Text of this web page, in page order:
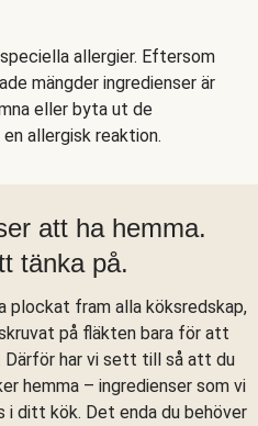
allergier. Eftersom
mängder ingredienser är
eller byta ut de
allergisk reaktion.
att ha hemma.
tänka på.
plockat fram alla köksredskap,
på fläkten bara för att
har vi sett till så att du
hemma – ingredienser som vi
i ditt kök. Det enda du behöver